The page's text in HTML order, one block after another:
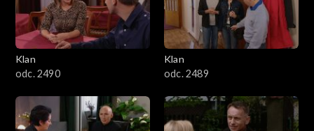
2801–2900
2701–2800
2501–2600
Klan
odc. 2490
Klan
odc. 2489